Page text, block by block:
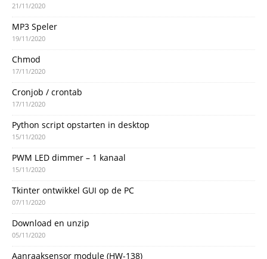
21/11/2020
MP3 Speler
19/11/2020
Chmod
17/11/2020
Cronjob / crontab
17/11/2020
Python script opstarten in desktop
15/11/2020
PWM LED dimmer – 1 kanaal
15/11/2020
Tkinter ontwikkel GUI op de PC
07/11/2020
Download en unzip
05/11/2020
Aanraaksensor module (HW-138)